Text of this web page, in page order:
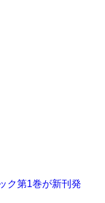
ク第1巻が新刊発